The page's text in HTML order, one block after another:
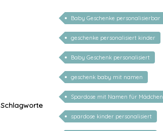
Schlagworte
Baby Geschenke personalisierbar
geschenke personalisiert kinder
Baby Geschenk personalisiert
geschenk baby mit namen
Spardose mit Namen für Mädchen
spardose kinder personalisiert